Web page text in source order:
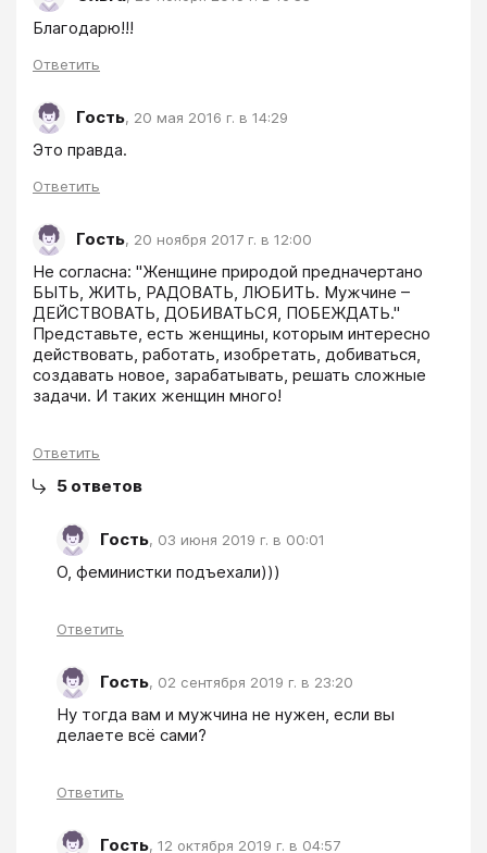
Благодарю!!!
Ответить
Гость, 20 мая 2016 г. в 14:29
Это правда.
Ответить
Гость, 20 ноября 2017 г. в 12:00
Не согласна: "Женщине природой предначертано
БЫТЬ, ЖИТЬ, РАДОВАТЬ, ЛЮБИТЬ. Мужчине –
ДЕЙСТВОВАТЬ, ДОБИВАТЬСЯ, ПОБЕЖДАТЬ."
Представьте, есть женщины, которым интересно
действовать, работать, изобретать, добиваться,
создавать новое, зарабатывать, решать сложные
задачи. И таких женщин много!
Ответить
5 ответов
Гость, 03 июня 2019 г. в 00:01
О, феминистки подъехали)))
Ответить
Гость, 02 сентября 2019 г. в 23:20
Ну тогда вам и мужчина не нужен, если вы
делаете всё сами?
Ответить
Гость, 12 октября 2019 г. в 04:57